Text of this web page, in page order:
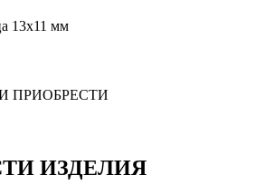
13х11 мм
ПРИОБРЕСТИ
ИЗДЕЛИЯ